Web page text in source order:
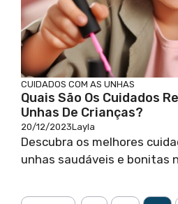
CUIDADOS COM AS UNHAS
Quais São Os Cuidados
Unhas De Crianças?
20/12/2023Layla
Descubra os melhores
unhas saudáveis e bonitas